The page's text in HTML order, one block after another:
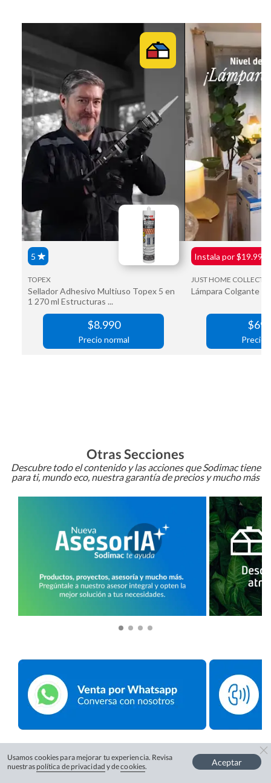
Otras Secciones
Descubre todo el contenido y las acciones que Sodimac tiene
para ti, mundo eco, nuestra garantía de precios y mucho más
Usamos cookies para mejorar tu experiencia. Revisa
nuestras política de privacidad y decookies. Aceptar